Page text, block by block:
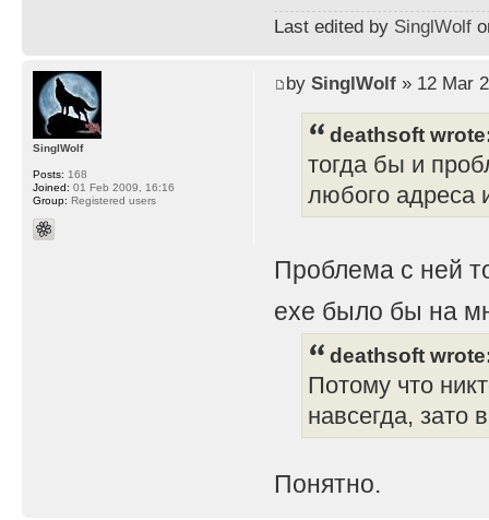
Last edited by SinglWolf
by SinglWolf» 12 Mar
deathsoft
тогда бы и
любого адреса
Проблема с ней
exe было бы на
deathsoft
Потому что
навсегда, зато
Понятно.
SinglWolf
Posts: 168
Joined: 01 Feb 2009, 16:16
Group: Registered users